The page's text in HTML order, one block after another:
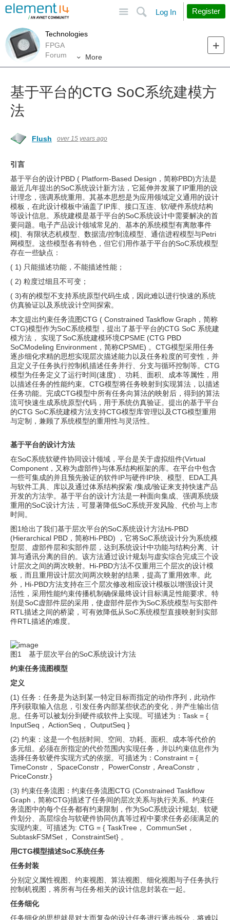
Search
Log In Register
Technologies
FPGA
Forum
More
基于平台的CTG SoC系统建模方
法
Flush over 15 years ago
引言
基于平台的设计PBD ( Platform-Based Design，简称PBD)方法是
最近几年提出的SoC系统设计新方法，它延伸并发展了IP重用的设
计理念，强调系统重用。其基本思想是为应用领域定义通用的设计
模板，在此设计模板中涵盖了IP库、接口互连、软/硬件系统结构
等设计信息。系统建模是基于平台的SoC系统设计中需要解决的首
要问题。电子产品设计领域常见的、基本的系统模型有离散事件
模]、有限状态机模型、数据流/控制流模型、通信进程模型与Petri
网模型。这些模型各有特色，但它们用作基于平台的SoC系统模型
存在一些缺点：
( 1) 只能描述功能，不能描述性能；
( 2) 粒度过细且不可变；
( 3)有的模型不支持系统原型代码生成，因此难以进行快速的系统
仿真验证以及系统设计空间探索。
本文提出约束任务流图CTG ( Constrained Taskflow Graph，简称
CTG)模型作为SoC系统模型，提出了基于平台的CTG SoC 系统建
模方法， 实现了SoC系统建模环境CPSME (CTG PBD
SoCModeling Environment，简称CPSME) 。CTG模型采用任务
逐步细化求精的思想实现层次描述能力以及任务粒度的可变性，并
且定义子任务执行控制机描述任务并行、分支与循环控制等。CTG
模型为任务定义了运行时间(速度) 、功耗、面积、成本等属性，用
以描述任务的性能约束。CTG模型将任务映射到实现算法，以描述
任务功能。完成CTG模型中所有任务向算法的映射后，得到的算法
流可快速生成系统原型代码，用于系统仿真验证。提出的基于平台
的CTG SoC系统建模方法支持CTG模型库管理以及CTG模型重用
与定制，兼顾了系统模型的重用性与灵活性。
基于平台的设计方法
在SoC系统软硬件协同设计领域，平台是关于虚拟组件(Virtual
Component，又称为虚部件)与体系结构框架的库。在平台中包含
一些可集成的并且预先验证的软件IP与硬件IP块、模型、EDA工具
与软件工具、库以及通过体系结构探索 /集成/验证来支持快速产品
开发的方法学。基于平台的设计方法是一种面向集成、强调系统级
重用的SoC设计方法，可显著降低SoC系统开发风险、代价与上市
时间。
图1给出了我们基于层次平台的SoC系统设计方法Hi-PBD
(Hierarchical PBD，简称Hi-PBD) ，它将SoC系统设计分为系统模
型层、虚部件层和实部件层，达到系统设计中功能与结构分离、计
算与通讯分离的目的。该方法通过设计规划与虚实综合完成三个设
计层次之间的两次映射。Hi-PBD方法不仅重用三个层次的设计模
板，而且重用设计层次间两次映射的结果，提高了重用效率。此
外，Hi-PBD方法支持在三个层次修改相应设计模板以增强设计灵
活性，采用性能约束传播机制确保最终设计目标满足性能要求。特
别是SoC虚部件层的采用，使虚部件层作为SoC系统模型与实部件
RTL描述之间的桥梁，可有效降低从SoC系统模型直接映射到实部
件RTL描述的难度。
图1 基于层次平台的SoC系统设计方法
约束任务流图模型
定义
(1) 任务：任务是为达到某一特定目标而指定的动作序列，此动作
序列获取输入信息，引发任务内部某些状态的变化，并产生输出信
息。任务可以被划分到硬件或软件上实现。可描述为：Task = {
InputSeq， ActionSeq， OutputSeq }
(2) 约束：这是一个包括时间、空间、功耗、面积、成本等代价的
多元组。必须在所指定的代价范围内实现任务，并以约束信息作为
选择任务软硬件实现方式的依据。可描述为：Constraint = {
TimeConstr， SpaceConstr， PowerConstr，AreaConstr，
PriceConstr.}
(3) 约束任务流图：约束任务流图CTG (Constrained Taskflow
Graph，简称CTG)描述了任务间的层次关系与执行关系。约束任
务流图中的每个任务都有约束限制，作为SoC系统设计规划、软硬
件划分、高层综合与软硬件协同仿真等过程中要求任务必须满足的
实现约束。可描述为: CTG = { TaskTree， CommunSet，
SubtaskFSMSet， ConstraintSet} 。
用CTG模型描述SoC系统任务
任务封装
分别定义属性视图、约束视图、算法视图、细化视图与子任务执行
控制机视图，将所有与任务相关的设计信息封装在一起。
任务细化
任务细化的思想就是对大而复杂的设计任务进行逐步拆分，将难以